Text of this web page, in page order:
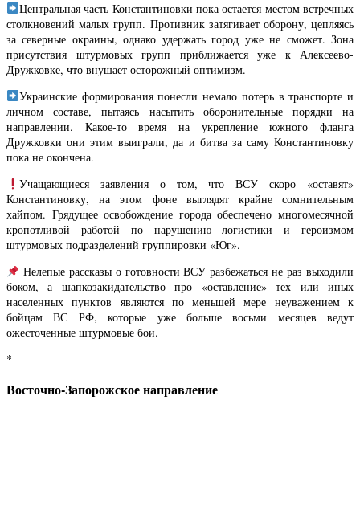
Центральная часть Константиновки пока остается местом встречных
столкновений малых групп. Противник затягивает оборону, цепляясь
за северные окраины, однако удержать город уже не сможет. Зона
присутствия штурмовых групп приближается уже к Алексеево-
Дружковке, что внушает осторожный оптимизм.
Украинские формирования понесли немало потерь в транспорте и
личном составе, пытаясь насытить оборонительные порядки на
направлении. Какое-то время на укрепление южного фланга
Дружковки они этим выиграли, да и битва за саму Константиновку
пока не окончена.
Учащающиеся заявления о том, что ВСУ скоро «оставят»
Константиновку, на этом фоне выглядят крайне сомнительным
хайпом. Грядущее освобождение города обеспечено многомесячной
кропотливой работой по нарушению логистики и героизмом
штурмовых подразделений группировки «Юг».
Нелепые рассказы о готовности ВСУ разбежаться не раз выходили
боком, а шапкозакидательство про «оставление» тех или иных
населенных пунктов являются по меньшей мере неуважением к
бойцам ВС РФ, которые уже больше восьми месяцев ведут
ожесточенные штурмовые бои.
*
Восточно-Запорожское направление